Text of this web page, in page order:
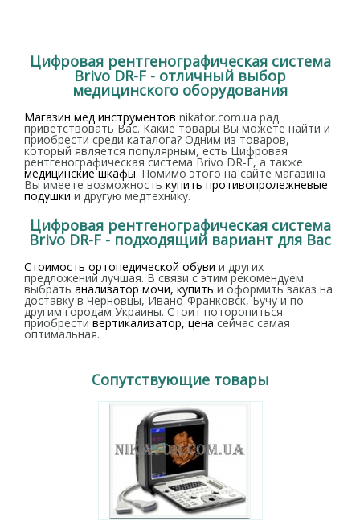
Цифровая рентгенографическая система
Brivo DR-F - отличный выбор
медицинского оборудования
Магазин мед инструментов nikator.com.ua рад
приветствовать Вас. Какие товары Вы можете найти и
приобрести среди каталога? Одним из товаров,
который является популярным, есть Цифровая
рентгенографическая система Brivo DR-F, а также
медицинские шкафы. Помимо этого на сайте магазина
Вы имеете возможность купить противопролежневые
подушки и другую медтехнику.
Цифровая рентгенографическая система
Brivo DR-F - подходящий вариант для Вас
Стоимость ортопедической обуви и других
предложений лучшая. В связи с этим рекомендуем
выбрать анализатор мочи, купить и оформить заказ на
доставку в Черновцы, Ивано-Франковск, Бучу и по
другим городам Украины. Стоит поторопиться
приобрестивертикализатор, цена сейчас самая
оптимальная.
Сопутствующие товары